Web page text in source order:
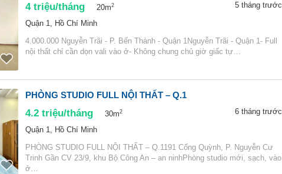
4 triệu/tháng 20m2 5 tháng trước
Quận 1, Hồ Chí Minh
4.000.000 Nguyễn Trãi - P. Bến Thành - Quận 1Nguyễn Trãi - Quận 1- Full
nội thất chỉ cần dọn vali vào ở- Không chung chủ giờ giấc tự…
PHÒNG STUDIO FULL NỘI THẤT – Q.1
4.2 triệu/tháng 30m2 6 tháng trước
Quận 1, Hồ Chí Minh
PHÒNG STUDIO FULL NỘI THẤT – Q.1191 Cống Quỳnh, P. Nguyễn Cư
Trinh Gần CV 23/9, khu Bộ Công An – an ninhPhòng studio mới, sạch, vào
ở…